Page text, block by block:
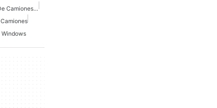
Juegos De Conducción De Camiones Para Windows
Windows